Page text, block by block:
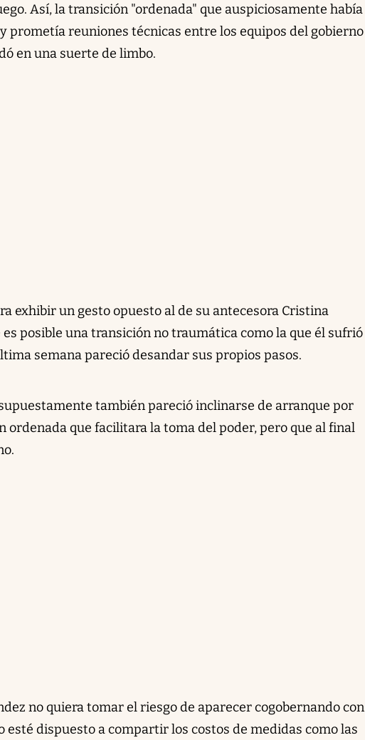
Así, la transición "ordenada" que auspiciosamente había
prometía reuniones técnicas entre los equipos del gobierno
en una suerte de limbo.
exhibir un gesto opuesto al de su antecesora Cristina
posible una transición no traumática como la que él sufrió
semana pareció desandar sus propios pasos.
también pareció inclinarse de arranque por
ordenada que facilitara la toma del poder, pero que al final
no quiera tomar el riesgo de aparecer cogobernando con
esté dispuesto a compartir los costos de medidas como las